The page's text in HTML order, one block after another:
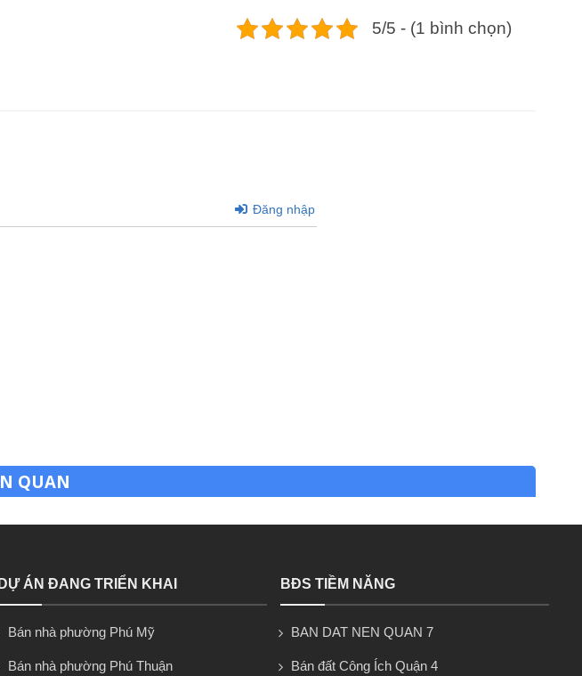
5/5 - (1 bình chọn)
Đăng nhập
QUAN
DỰ ÁN ĐANG TRIỂN KHAI
Bán nhà phường Phú Mỹ
Bán nhà phường Phú Thuận
BĐS TIỀM NĂNG
BAN DAT NEN QUAN 7
Bán đất Công Ích Quận 4